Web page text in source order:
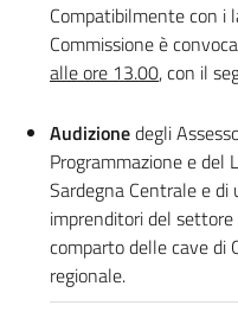
Compatibilmente con i
Commissione è
alle ore 13.00, con il
Audizionedegli
Programmazione e del
Sardegna Centrale e
imprenditori del
comparto delle cave di
regionale.